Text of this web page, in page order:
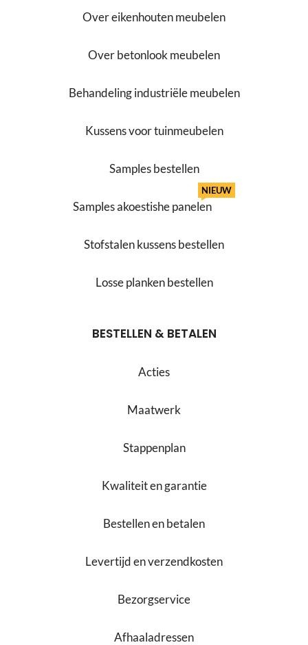
Over eikenhouten meubelen
Over betonlook meubelen
Behandeling industriële meubelen
Kussens voor tuinmeubelen
Samples bestellen
Samples akoestishe panelen
NIEUW
Stofstalen kussens bestellen
Losse planken bestellen
BESTELLEN & BETALEN
Acties
Maatwerk
Stappenplan
Kwaliteit en garantie
Bestellen en betalen
Levertijd en verzendkosten
Bezorgservice
Afhaaladressen